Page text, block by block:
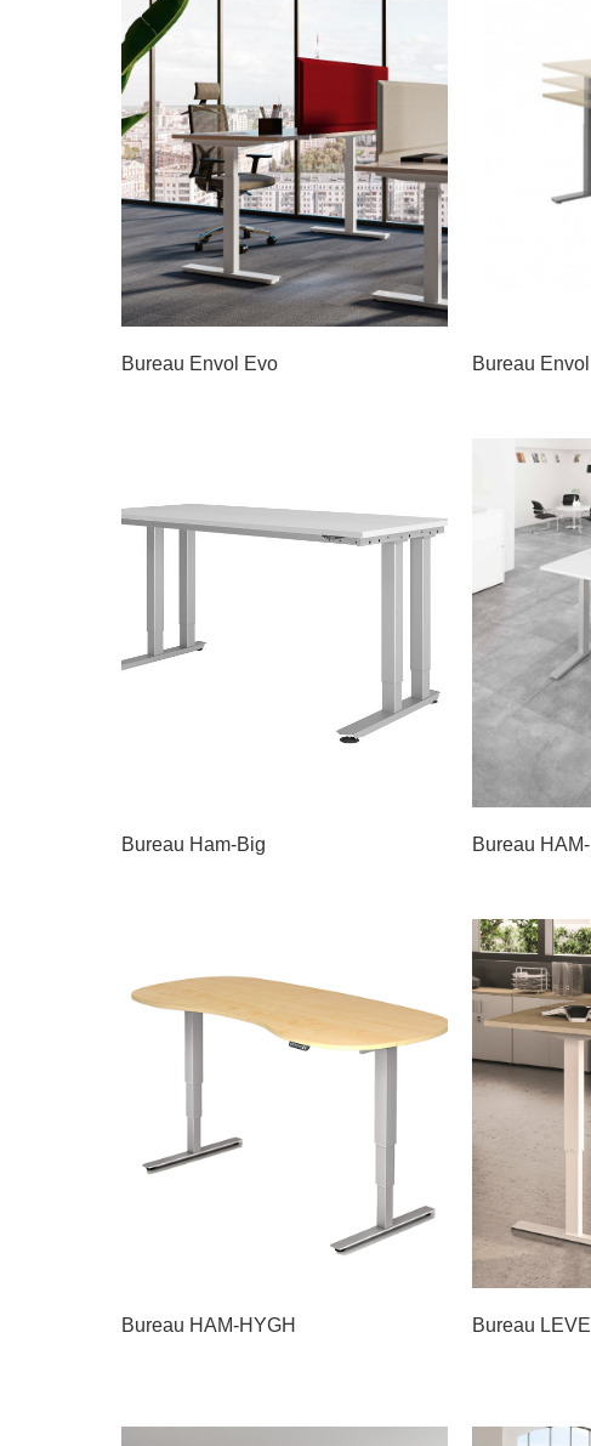
Bureau Envol Evo Bureau
Bureau Ham-Big Bureau
Bureau HAM-HYGH Bureau